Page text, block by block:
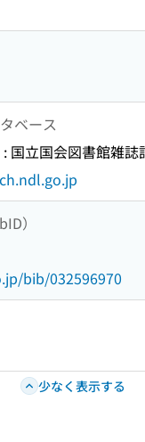
ベース
国立国会図書館雑誌
）
bib/032596970
少なく表示する